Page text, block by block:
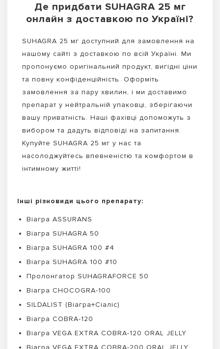
Де придбати SUHAGRA 25 мг
онлайн з доставкою по Україні?
SUHAGRA 25 мг доступний для замовлення на
нашому сайті з доставкою по всій Україні. Ми
пропонуємо оригінальний продукт, вигідні ціни
та повну конфіденційність. Оформіть
замовлення за пару хвилин, і ми доставимо
препарат у нейтральній упаковці, зберігаючи
вашу приватність. Наші фахівці допоможуть з
вибором та дадуть відповіді на запитання.
Купуйте SUHAGRA 25 мг у нас та
насолоджуйтесь впевненістю та комфортом в
інтимному житті!
Інші різновиди цього препарату:
Віагра ASSURANS
Віагра SUHAGRA 50
Віагра SUHAGRA 100 #4
Віагра SUHAGRA 100 #10
Пролонгатор SUHAGRAFORCE 50
Віагра CHOCOGRA-100
SILDALIST (Віагра+Сіаліс)
Віагра COBRA-120
Віагра VEGA EXTRA COBRA-120 ORAL JELLY